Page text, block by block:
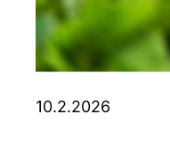
10.2.2026